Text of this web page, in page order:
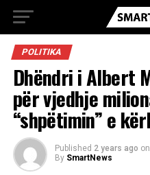
POLITIKA
Dhëndri i Albert
për vjedhje
“shpëtimin” e
Published 2 years ago on
By SmartNews